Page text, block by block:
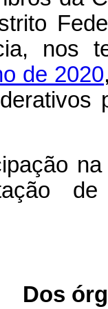
de 2020
Dos